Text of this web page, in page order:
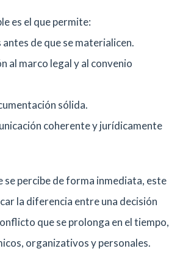
es el que permite:
de que se materialicen.
al marco legal y al convenio
sólida.
coherente y jurídicamente
se percibe de forma inmediata, este
la diferencia entre una decisión
que se prolonga en el tiempo,
organizativos y personales.